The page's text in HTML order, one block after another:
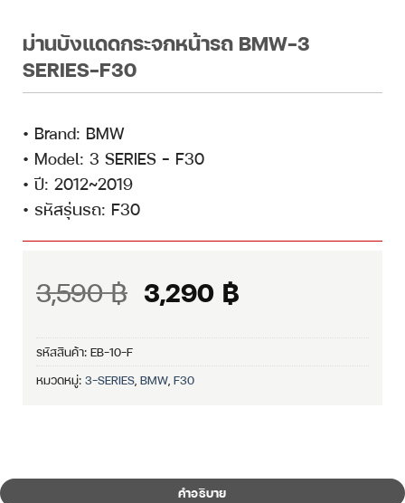
ม่านบังแดดกระจกหน้ารถ BMW-3
SERIES-F30
• Brand: BMW
• Model: 3 SERIES – F30
• ปี: 2012~2019
• รหัสรุ่นรถ: F30
3,590฿ Original
price
was:
3,590 ฿.
3,290 ฿Current
is:
3,290 ฿.
รหัสสินค้า: EB-10-F
หมวดหมู่: 3-SERIES, BMW, F30
คำอธิบาย